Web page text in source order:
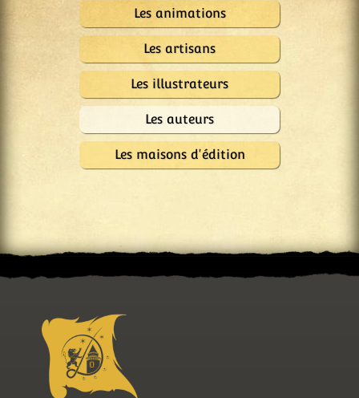
Les animations
Les artisans
Les illustrateurs
Les auteurs
Les maisons d'édition